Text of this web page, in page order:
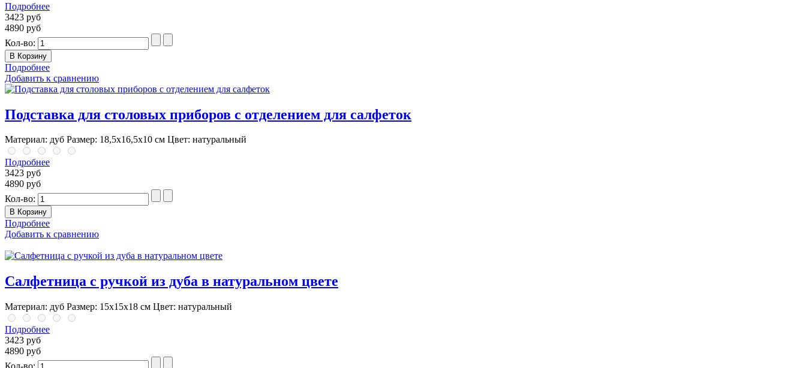
Подробнее
3423 руб
4890 руб
Кол-во:
Подробнее
Добавить к сравнению
Подставка для столовых приборов с отделением для салфеток
Материал: дуб Размер: 18,5х16,5х10 см Цвет: натуральный
Подробнее
3423 руб
4890 руб
Кол-во:
Подробнее
Добавить к сравнению
Салфетница с ручкой из дуба в натуральном цвете
Материал: дуб Размер: 15х15х18 см Цвет: натуральный
Подробнее
3423 руб
4890 руб